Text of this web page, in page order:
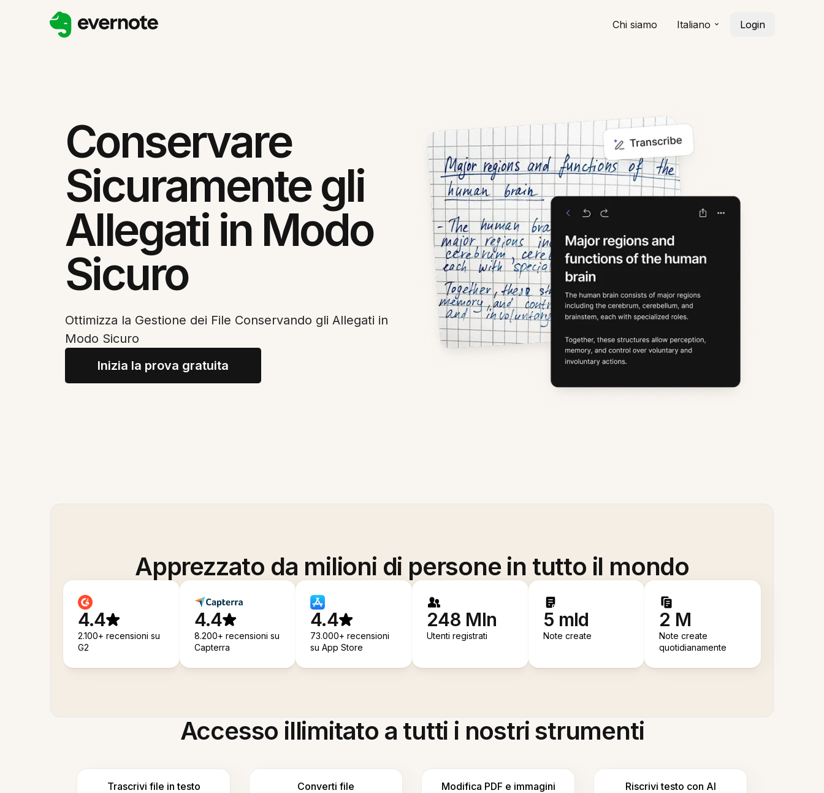
Chi siamo Italiano Login
Conservare
Sicuramente gli
Allegati in Modo
Sicuro
Ottimizza la Gestione dei File Conservando gli Allegati in
Modo Sicuro
Inizia la prova gratuita
Apprezzato da milioni di persone in tutto il mondo
4.4
2.100+ recensioni su
G2
4.4
8.200+ recensioni su
Capterra
4.4
73.000+ recensioni
su App Store
248 Mln
Utenti registrati
5 mld
Note create
2 M
Note create
quotidianamente
Accesso illimitato a tutti i nostri strumenti
Trascrivi file in testo Converti file Modifica PDF e immagini Riscrivi testo con AI